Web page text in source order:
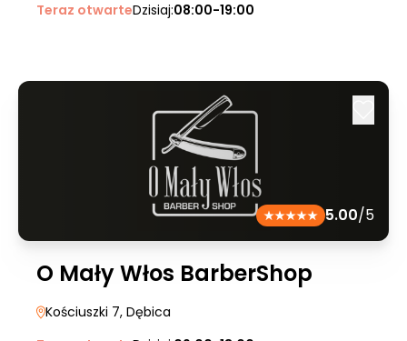
Teraz otwarteDzisiaj:08:00-19:00
5.00/5
O Mały Włos BarberShop
Kościuszki 7, Dębica